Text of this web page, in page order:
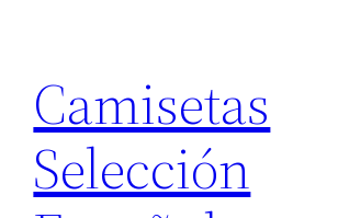
contenido
Camisetas
Selección